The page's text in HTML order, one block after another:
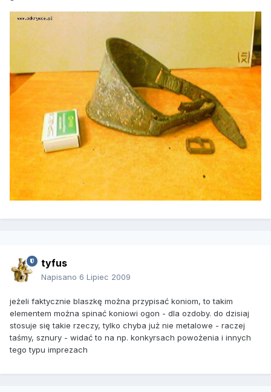
tyfus
Napisano 6 Lipiec 2009
jeżeli faktycznie blaszkę można przypisać koniom, to takim
elementem można spinać koniowi ogon - dla ozdoby. do dzisiaj
stosuje się takie rzeczy, tylko chyba już nie metalowe - raczej
taśmy, sznury - widać to na np. konkyrsach powożenia i innych
tego typu imprezach